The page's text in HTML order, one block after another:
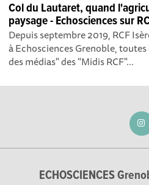
Col du Lautaret, quand
paysage - Echosciences sur
Depuis septembre 2019, RCF
à Echosciences Grenoble,
des médias" des "Midis RCF"...
ECHOSCIENCES